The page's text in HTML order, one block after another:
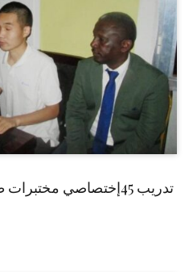
تدريب 45إختصاصي